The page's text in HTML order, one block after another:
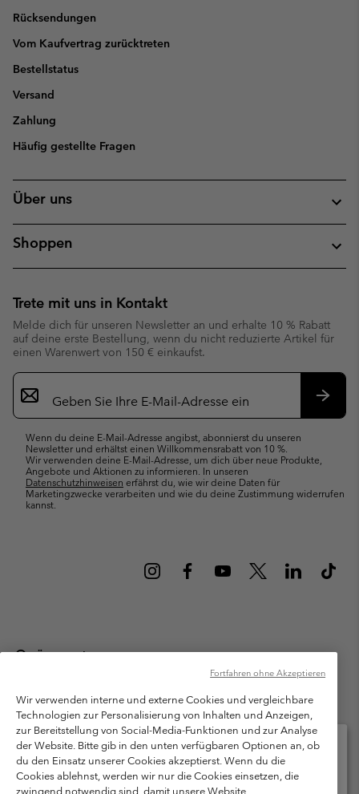
Rücksendungen
Vom Kaufvertrag zurücktreten
Bestellstatus
Versand
Zahlung
Häufig gestellte Fragen
Über uns
Shoppen
Trete mit uns in Kontakt
Melde dich für unseren Newsletter an und erhalte 10 % Rabatt
auf deine erste Bestellung, wenn du nicht reduzierte Artikel für
einen Warenwert von 150 € einkaufst.
Newsletter-
Anmeldung
Wenn du deine E-Mail-Adresse angibst, abonnierst du unseren
Newsletter und erhältst einen Willkommensrabatt von 10 %.
Wir verwenden deine E-Mail-Adresse, um dich über neue Produkte,
Angebote und Aktionen zu informieren. In unseren
Datenschutzhinweisen erfährst du, wie wir deine Daten für
Marketingzwecke verarbeiten und wie du deine Zustimmung widerrufen
kannst.
Österreich
Columbia Sportswear Austria GmbH. Moosfeldstraße 1, 5101
Bergheim, Salzburg Österreich. Alle Rechte vorbehalten.
Nutzungsbedingungen
Allgemeine Verkaufsbedingungen
Garantie
Datenschutzerklärung
Bestimmungen und Bedingungen des Mitglieder Programms
Wir verwenden interne und externe Cookies und vergleichbare
Technologien zur Personalisierung von Inhalten und Anzeigen,
zur Bereitstellung von Social-Media-Funktionen und zur Analyse
der Website. Bitte gib in den unten verfügbaren Optionen an, ob
du den Einsatz unserer Cookies akzeptierst. Wenn du die
Cookies ablehnst, werden wir nur die Cookies einsetzen, die
zwingend notwendig sind, damit unsere Website
Fortfahren ohne Akzeptieren
Bitte wählen Sie Ihr Lieferland und Ihre Sprache